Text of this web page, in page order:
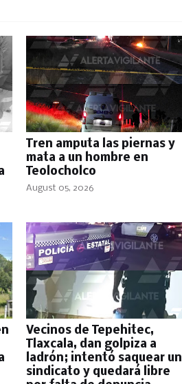
Tren amputa las piernas y
mata a un hombre en
Teolocholco
August 05, 2026
Vecinos de Tepehitec,
Tlaxcala, dan golpiza a
ladrón; intentó saquear un
sindicato y quedará libre